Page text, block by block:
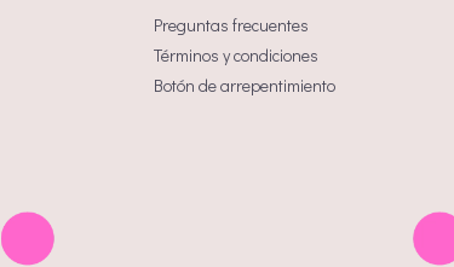
Preguntas frecuentes
Términos y condiciones
Botón de arrepentimiento